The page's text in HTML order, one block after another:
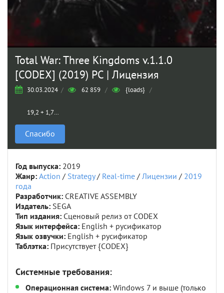
Total War: Three Kingdoms v.1.1.0
[CODEX] (2019) PC | Лицензия
30.03.2024 / 62 859 / {loads} /
19,2 + 1,73 Гб
Спасибо
Год выпуска: 2019
Жанр: Action / Strategy/ Real-time / Лицензии / 2019
года
Разработчик: CREATIVE ASSEMBLY
Издатель: SEGA
Тип издания: Cценовый релиз от CODEX
Язык интерфейса: English + русификатор
Язык озвучки: English + русификатор
Таблэтка: Присутствует {CODEX}
Системные требования:
Операционная система: Windows 7 и выше (только